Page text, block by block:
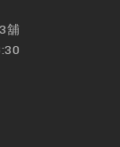
舖